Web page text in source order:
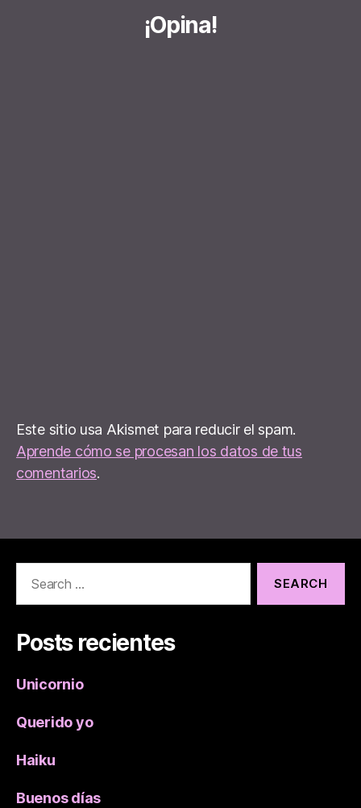
¡Opina!
Este sitio usa Akismet para reducir el spam.
Aprende cómo se procesan los datos de tus
comentarios.
Posts recientes
Unicornio
Querido yo
Haiku
Buenos días